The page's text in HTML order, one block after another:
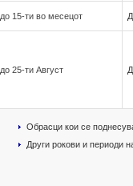
до 15-ти во месецот
до 25-ти Август
Обрасци кои се
Други рокови и периоди